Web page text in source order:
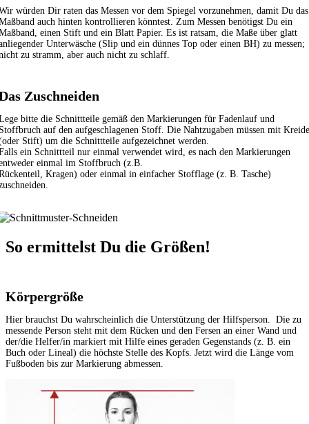
würden Dir raten das Messen vor dem Spiegel vorzunehmen, damit Du das
auch hinten kontrollieren könntest. Zum Messen benötigst Du ein
einen Stift und ein Blatt Papier. Es ist ratsam, die Maße über glatt
Unterwäsche (Slip und ein dünnes Top oder einen BH) zu messen;
zu stramm, aber auch nicht zu schlaff.
Zuschneiden
bitte die Schnittteile gemäß den Markierungen für Fadenlauf und
auf den aufgeschlagenen Stoff. Die Nahtzugaben müssen mit Kreide
Stift) um die Schnittteile aufgezeichnet werden.
ein Schnittteil nur einmal verwendet wird, es nach den Markierungen
einmal im Stoffbruch (z.B.
Kragen) oder einmal in einfacher Stofflage (z. B. Tasche)
So ermittelst Du die Größen!
Körpergröße
Hier brauchst Du wahrscheinlich die Unterstützung der Hilfsperson. Die zu
messende Person steht mit dem Rücken und den Fersen an einer Wand und
der/die Helfer/in markiert mit Hilfe eines geraden Gegenstands (z. B. ein
Buch oder Lineal) die höchste Stelle des Kopfs. Jetzt wird die Länge vom
Fußboden bis zur Markierung abmessen.